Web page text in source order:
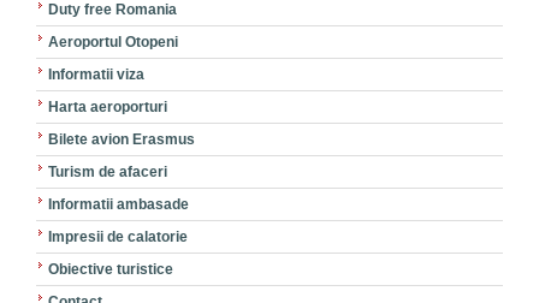
Duty free Romania
Aeroportul Otopeni
Informatii viza
Harta aeroporturi
Bilete avion Erasmus
Turism de afaceri
Informatii ambasade
Impresii de calatorie
Obiective turistice